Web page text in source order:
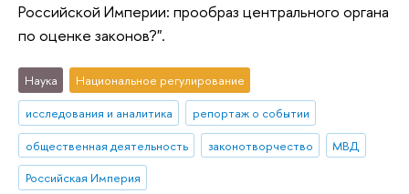
Российской Империи: прообраз центрального органа
по оценке законов?".
Наука
Национальное регулирование
исследования и аналитика
репортаж о событии
общественная деятельность
законотворчество
МВД
Российская Империя